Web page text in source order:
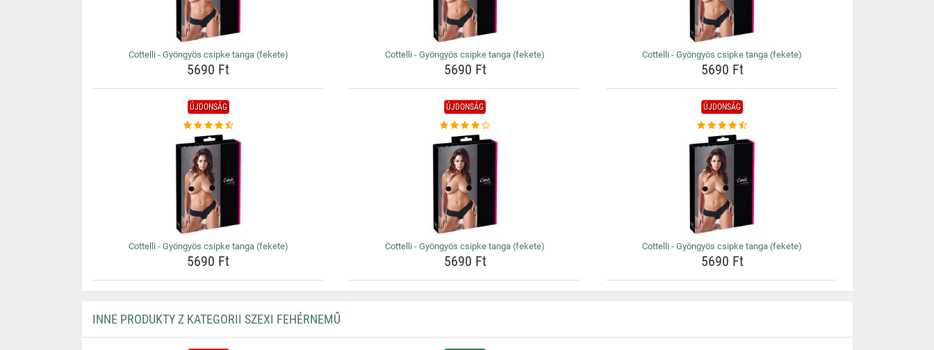
Cottelli - Gyöngyös csipke tanga (fekete)
5690 Ft
Cottelli - Gyöngyös csipke tanga (fekete)
5690 Ft
Cottelli - Gyöngyös csipke tanga (fekete)
5690 Ft
ÚJDONSÁG
Cottelli - Gyöngyös csipke tanga (fekete)
5690 Ft
ÚJDONSÁG
Cottelli - Gyöngyös csipke tanga (fekete)
5690 Ft
ÚJDONSÁG
Cottelli - Gyöngyös csipke tanga (fekete)
5690 Ft
INNE PRODUKTY Z KATEGORII SZEXI FEHÉRNEMŰ